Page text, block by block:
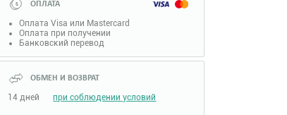
ОПЛАТА
Оплата Visa или Mastercard
Оплата при получении
Банковский перевод
ОБМЕН И ВОЗВРАТ
14 дней при соблюдении условий